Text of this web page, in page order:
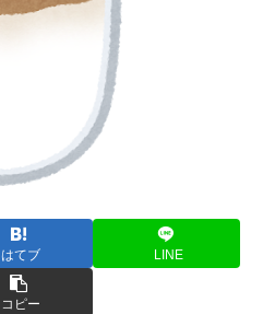
はてブ LINE
コピー